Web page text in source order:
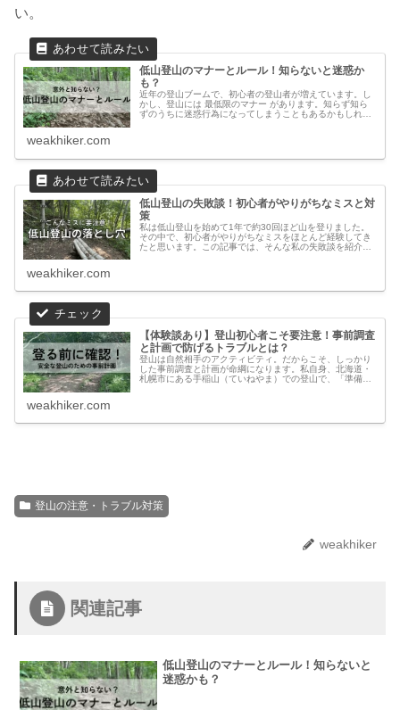
い。
低山登山のマナーとルール！知らないと迷惑か
も？
近年の登山ブームで、初心者の登山者が増えています。し
かし、登山には 最低限のマナー があります。知らず知ら
ずのうちに迷惑行為になってしまうこともあるかもしれま
weakhiker.com
低山登山の失敗談！初心者がやりがちなミスと対
策
私は低山登山を始めて1年で約30回ほど山を登りました。
その中で、初心者がやりがちなミスをほとんど経験してき
たと思います。この記事では、そんな私の失敗談を紹介
weakhiker.com
【体験談あり】登山初心者こそ要注意！事前調査
と計画で防げるトラブルとは？
登山は自然相手のアクティビティ。だからこそ、しっかり
した事前調査と計画が命綱になります。私自身、北海道・
札幌市にある手稲山（ていねやま）での登山で、「準備の
weakhiker.com
登山の注意・トラブル対策
weakhiker
関連記事
低山登山のマナーとルール！知らないと
迷惑かも？